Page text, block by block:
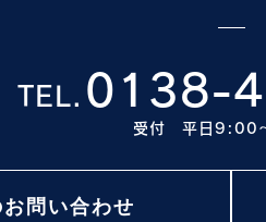
TEL. 0138-
受付 平日9:00
問い合わせ